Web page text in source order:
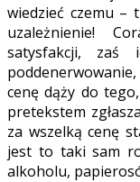
wiedzieć czemu –
uzależnienie!
satysfakcji, zaś
cenę dąży do
pretekstem
za wszelką cenę
jest to taki sam
alkoholu,